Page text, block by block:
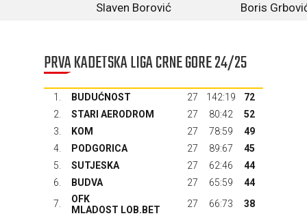
Slaven Borović
Boris
PRVA KADETSKA LIGA CRNE GORE 24/25
1. BUDUĆNOST 27 142:19
72
2.
STARI AERODROM 27 80:42
52
3.
KOM 27 78:59
49
4.
PODGORICA 27 89:67
45
5.
SUTJESKA 27 62:46
44
6.
BUDVA 27 65:59
44
7.
OFK
MLADOST LOB.BET
27 66:73
38